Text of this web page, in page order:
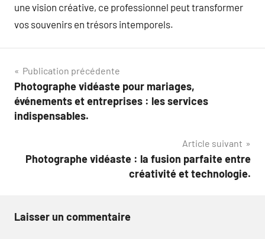
une vision créative, ce professionnel peut transformer
vos souvenirs en trésors intemporels.
Navigation
de
l’article
Publication précédente
Photographe vidéaste pour mariages,
événements et entreprises : les services
indispensables.
Article suivant
Photographe vidéaste : la fusion parfaite entre
créativité et technologie.
Laisser un commentaire